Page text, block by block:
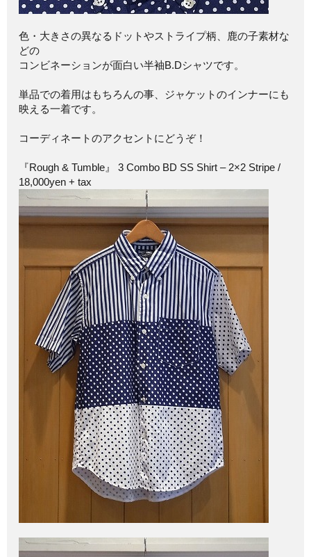
色・大きさの異なるドットやストライプ柄、鹿の子素材な
どの
コンビネーションが面白い半袖B.Dシャツです。
単品での着用はもちろんの事、ジャケットのインナーにも
映える一着です。
コーディネートのアクセントにどうぞ！
『Rough & Tumble』 3 Combo BD SS Shirt – 2×2 Stripe /
18,000yen + tax